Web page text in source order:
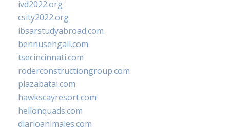
ivd2022.org
csity2022.org
ibsarstudyabroad.com
bennusehgall.com
tsecincinnati.com
roderconstructiongroup.com
plazabatai.com
hawkscayresort.com
hellonquads.com
diarioanimales.com